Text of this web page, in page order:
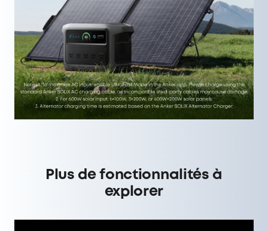
Plus de fonctionnalités à
explorer